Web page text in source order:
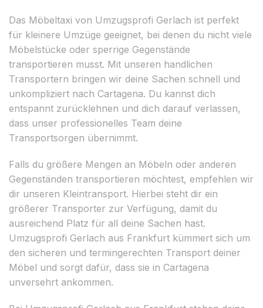
Das Möbeltaxi von Umzugsprofi Gerlach ist perfekt
für kleinere Umzüge geeignet, bei denen du nicht viele
Möbelstücke oder sperrige Gegenstände
transportieren musst. Mit unseren handlichen
Transportern bringen wir deine Sachen schnell und
unkompliziert nach Cartagena. Du kannst dich
entspannt zurücklehnen und dich darauf verlassen,
dass unser professionelles Team deine
Transportsorgen übernimmt.
Falls du größere Mengen an Möbeln oder anderen
Gegenständen transportieren möchtest, empfehlen wir
dir unseren Kleintransport. Hierbei steht dir ein
größerer Transporter zur Verfügung, damit du
ausreichend Platz für all deine Sachen hast.
Umzugsprofi Gerlach aus Frankfurt kümmert sich um
den sicheren und termingerechten Transport deiner
Möbel und sorgt dafür, dass sie in Cartagena
unversehrt ankommen.